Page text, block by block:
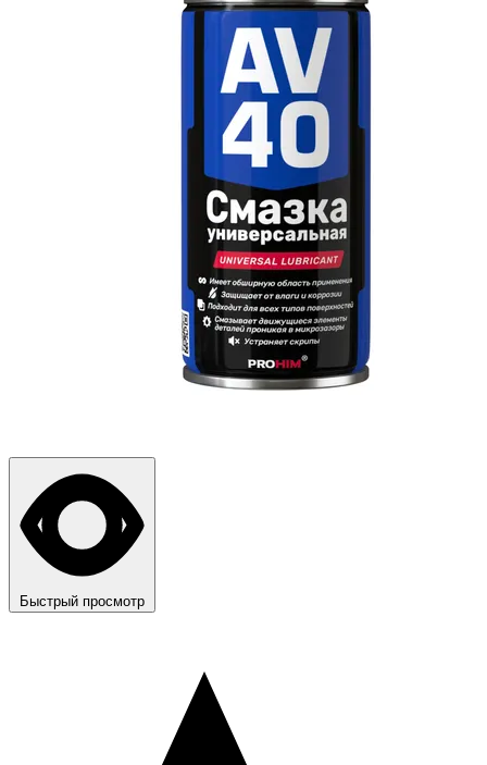
Быстрый просмотр